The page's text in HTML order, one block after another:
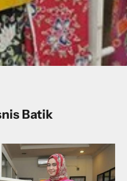
Batik